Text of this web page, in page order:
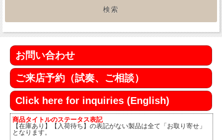
お問い合わせ
ご来店予約（試奏、ご相談）
Click here for inquiries (English)
商品タイトルのステータス表記
【在庫あり】【入荷待ち】の表記がない製品は全て「お取り寄せ」
となります。